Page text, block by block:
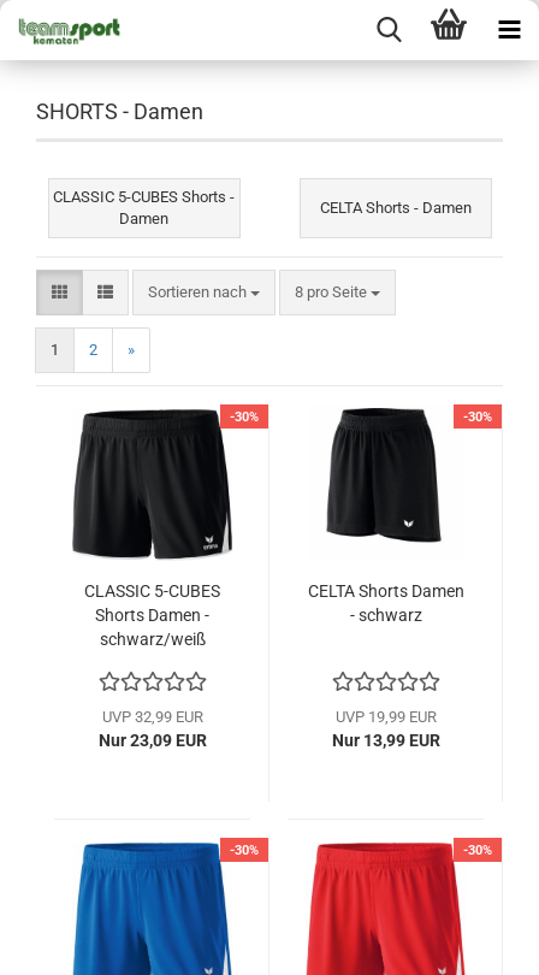
SHORTS - Damen
CLASSIC 5-CUBES Shorts -
Damen
CELTA Shorts - Damen
Sortieren nach
Sortieren nach 8 pro Seite
pro Seite
1 2 »
-30%
CLASSIC 5-CUBES
Shorts Damen -
schwarz/weiß
UVP 32,99 EUR
Nur 23,09 EUR
-30%
CELTA Shorts Damen
- schwarz
UVP 19,99 EUR
Nur 13,99 EUR
-30% -30%